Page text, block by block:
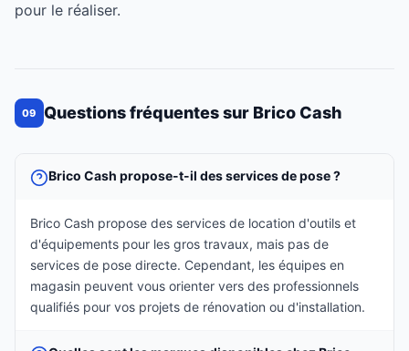
pour le réaliser.
09 Questions fréquentes sur Brico Cash
Brico Cash propose-t-il des services de pose ?
Brico Cash propose des services de location d'outils et
d'équipements pour les gros travaux, mais pas de
services de pose directe. Cependant, les équipes en
magasin peuvent vous orienter vers des professionnels
qualifiés pour vos projets de rénovation ou d'installation.